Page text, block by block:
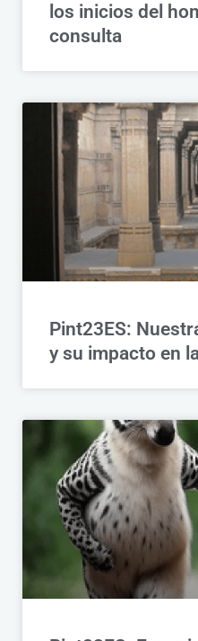
los inicios del
consulta
Pint23ES:
y su impacto en